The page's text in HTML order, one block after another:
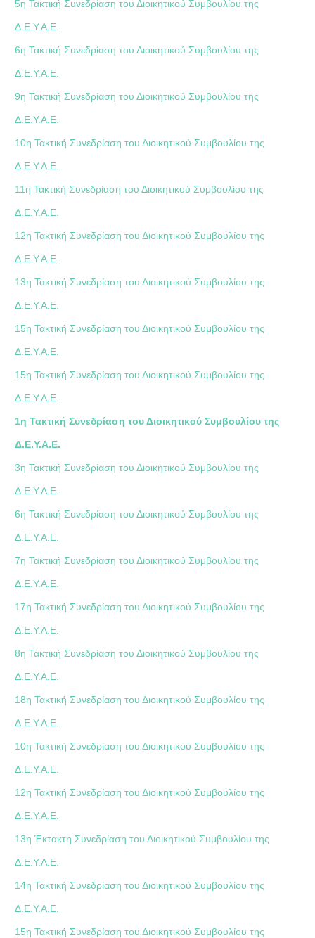
5η Τακτική Συνεδρίαση του Διοικητικού Συμβουλίου της
Δ.Ε.Υ.Α.Ε.
6η Τακτική Συνεδρίαση του Διοικητικού Συμβουλίου της
Δ.Ε.Υ.Α.Ε.
9η Τακτική Συνεδρίαση του Διοικητικού Συμβουλίου της
Δ.Ε.Υ.Α.Ε.
10η Τακτική Συνεδρίαση του Διοικητικού Συμβουλίου της
Δ.Ε.Υ.Α.Ε.
11η Τακτική Συνεδρίαση του Διοικητικού Συμβουλίου της
Δ.Ε.Υ.Α.Ε.
12η Τακτική Συνεδρίαση του Διοικητικού Συμβουλίου της
Δ.Ε.Υ.Α.Ε.
13η Τακτική Συνεδρίαση του Διοικητικού Συμβουλίου της
Δ.Ε.Υ.Α.Ε.
15η Τακτική Συνεδρίαση του Διοικητικού Συμβουλίου της
Δ.Ε.Υ.Α.Ε.
15η Τακτική Συνεδρίαση του Διοικητικού Συμβουλίου της
Δ.Ε.Υ.Α.Ε.
1η Τακτική Συνεδρίαση του Διοικητικού Συμβουλίου της
Δ.Ε.Υ.Α.Ε.
3η Τακτική Συνεδρίαση του Διοικητικού Συμβουλίου της
Δ.Ε.Υ.Α.Ε.
6η Τακτική Συνεδρίαση του Διοικητικού Συμβουλίου της
Δ.Ε.Υ.Α.Ε.
7η Τακτική Συνεδρίαση του Διοικητικού Συμβουλίου της
Δ.Ε.Υ.Α.Ε.
17η Τακτική Συνεδρίαση του Διοικητικού Συμβουλίου της
Δ.Ε.Υ.Α.Ε.
8η Τακτική Συνεδρίαση του Διοικητικού Συμβουλίου της
Δ.Ε.Υ.Α.Ε.
18η Τακτική Συνεδρίαση του Διοικητικού Συμβουλίου της
Δ.Ε.Υ.Α.Ε.
10η Τακτική Συνεδρίαση του Διοικητικού Συμβουλίου της
Δ.Ε.Υ.Α.Ε.
12η Τακτική Συνεδρίαση του Διοικητικού Συμβουλίου της
Δ.Ε.Υ.Α.Ε.
13η Έκτακτη Συνεδρίαση του Διοικητικού Συμβουλίου της
Δ.Ε.Υ.Α.Ε.
14η Τακτική Συνεδρίαση του Διοικητικού Συμβουλίου της
Δ.Ε.Υ.Α.Ε.
15η Τακτική Συνεδρίαση του Διοικητικού Συμβουλίου της